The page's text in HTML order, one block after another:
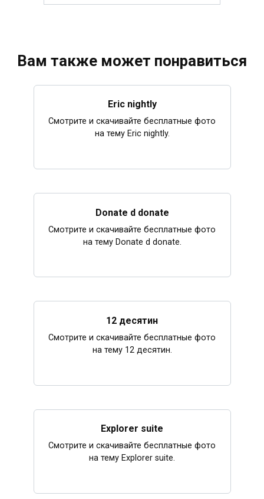
Вам также может понравиться
Eric nightly
Смотрите и скачивайте бесплатные фото
на тему Eric nightly.
Donate d donate
Смотрите и скачивайте бесплатные фото
на тему Donate d donate.
12 десятин
Смотрите и скачивайте бесплатные фото
на тему 12 десятин.
Explorer suite
Смотрите и скачивайте бесплатные фото
на тему Explorer suite.